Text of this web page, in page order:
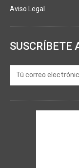
Aviso Legal
SUSCRÍBETE